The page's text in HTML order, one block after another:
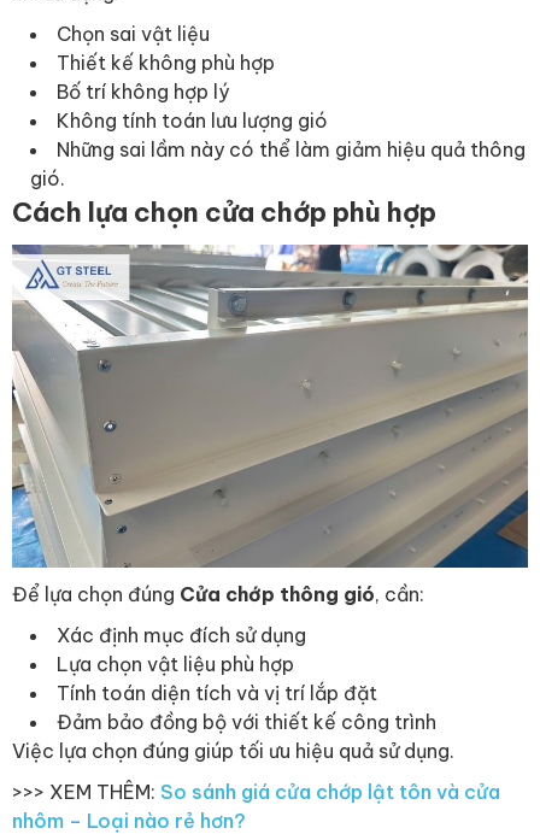
Chọn sai vật liệu
Thiết kế không phù hợp
Bố trí không hợp lý
Không tính toán lưu lượng gió
Những sai lầm này có thể làm giảm hiệu quả thông
gió.
Cách lựa chọn cửa chớp phù hợp
Để lựa chọn đúng Cửa chớp thông gió, cần:
Xác định mục đích sử dụng
Lựa chọn vật liệu phù hợp
Tính toán diện tích và vị trí lắp đặt
Đảm bảo đồng bộ với thiết kế công trình
Việc lựa chọn đúng giúp tối ưu hiệu quả sử dụng.
>>> XEM THÊM: So sánh giá cửa chớp lật tôn và cửa
nhôm – Loại nào rẻ hơn?